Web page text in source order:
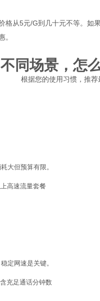
格从5元/G到几十元不等。如
。
不同场景，怎
根据您的使用习惯，推
大但预算有限。
高速流量套餐
定网速是关键。
充足通话分钟数